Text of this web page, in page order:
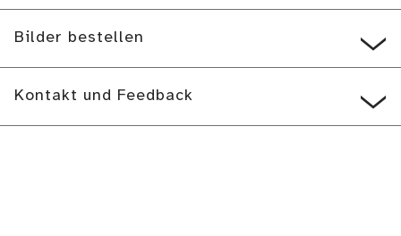
Bilder bestellen
Kontakt und Feedback